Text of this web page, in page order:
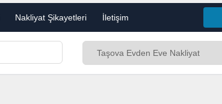
Nakliyat Şikayetleri İletişim